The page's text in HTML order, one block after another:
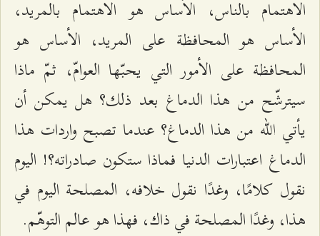
الاهتمام بالناس، الأساس هو الاهتمام بالمريد،
الأساس هو المحافظة على المريد، الأساس هو
المحافظة على الأمور التي يحبّها العوامّ، ثمّ ماذا
سيترشّح من هذا الدماغ بعد ذلك؟ هل يمكن أن
يأتي الله من هذا الدماغ؟ عندما تصبح واردات هذا
الدماغ اعتبارات الدنيا فماذا ستكون صادراته؟! اليوم
نقول كلامًا، وغدًا نقول خلافه، المصلحة اليوم في
هذا، وغدًا المصلحة في ذاك، فهذا هو عالم التوهّم.